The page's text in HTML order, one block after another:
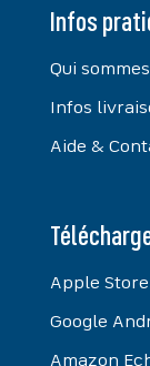
Infos
Qui
Infos
Aide &
Apple Store
Google
Amazon